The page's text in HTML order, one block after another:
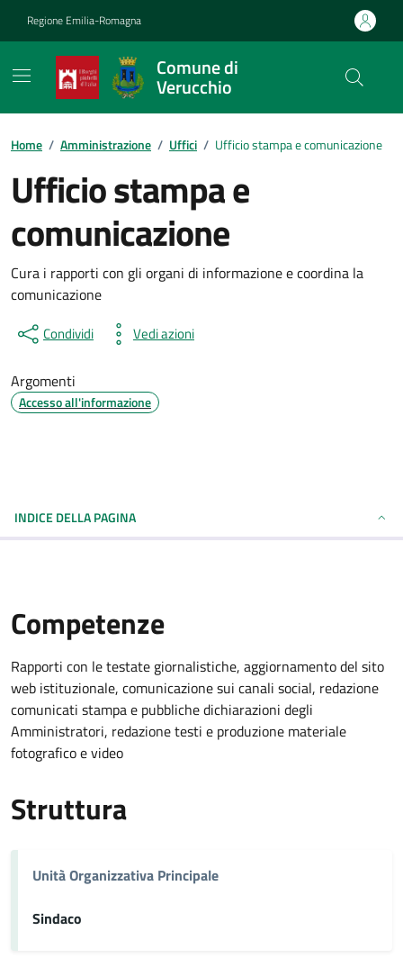
Regione Emilia-Romagna
Comune di
Verucchio
Contenuti in evidenza
Home / Amministrazione / Uffici / Ufficio stampa e comunicazione
Ufficio stampa e
comunicazione
Cura i rapporti con gli organi di informazione e coordina la
comunicazione
Condividi Vedi azioni
Argomenti
Accesso all'informazione
INDICE DELLA PAGINA
Competenze
Rapporti con le testate giornalistiche, aggiornamento del sito
web istituzionale, comunicazione sui canali social, redazione
comunicati stampa e pubbliche dichiarazioni degli
Amministratori, redazione testi e produzione materiale
fotografico e video
Struttura
Unità Organizzativa Principale
Sindaco